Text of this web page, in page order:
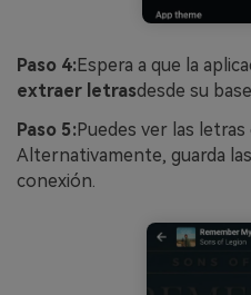
Paso 4:Espera a que la
extraer letrasdesde su
Paso 5:Puedes ver las
Alternativamente, guarda
conexión.